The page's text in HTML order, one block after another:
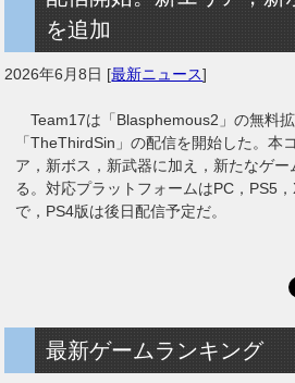
を追加
2026年6月8日 [最新ニュース]
Team17は「Blasphemous2」の無料
「TheThirdSin」の配信を開始した。本
ア，新ボス，新武器に加え，新たなゲ
る。対応プラットフォームはPC，PS5
で，PS4版は後日配信予定だ。
最新ゲームランキング